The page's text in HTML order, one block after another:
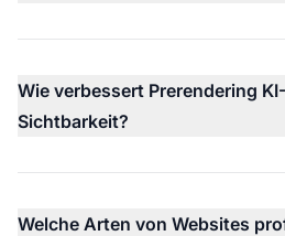
Wie verbessert Prerendering
Sichtbarkeit?
Welche Arten von Websites